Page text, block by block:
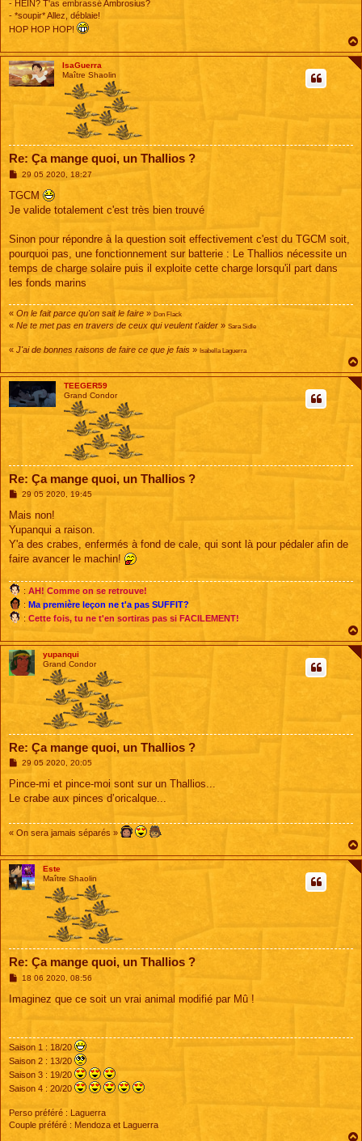
- HEIN? T'as embrassé Ambrosius?
- *soupir* Allez, déblaie!
HOP HOP HOP!
IsaGuerra
Maître Shaolin
Re: Ça mange quoi, un Thallios ?
M
s
a
29 05 2020, 18:27
TGCM
Je valide totalement c'est très bien trouvé
Sinon pour répondre à la question soit effectivement c'est du TGCM soit,
pourquoi pas, une fonctionnement sur batterie : Le Thallios nécessite un
temps de charge solaire puis il exploite cette charge lorsqu'il part dans
les fonds marins
« On le fait parce qu'on sait le faire » Don Flack
« Ne te met pas en travers de ceux qui veulent t'aider » Sara Sidle
« J'ai de bonnes raisons de faire ce que je fais » Isabella Laguerra
TEEGER59
Grand Condor
Re: Ça mange quoi, un Thallios ?
M
s
a
g
29 05 2020, 19:45
Mais non!
Yupanqui a raison.
Y'a des crabes, enfermés à fond de cale, qui sont là pour pédaler afin de
faire avancer le machin!
: AH! Comme on se retrouve!
: Ma première leçon ne t'a pas SUFFIT?
: Cette fois, tu ne t'en sortiras pas si FACILEMENT!
yupanqui
Grand Condor
Re: Ça mange quoi, un Thallios ?
M
s
a
29 05 2020, 20:05
Pince-mi et pince-moi sont sur un Thallios...
Le crabe aux pinces d’oricalque...
« On sera jamais séparés »
Este
Maître Shaolin
Re: Ça mange quoi, un Thallios ?
M
s
18 06 2020, 08:56
Imaginez que ce soit un vrai animal modifié par Mû !
Saison 1 : 18/20
Saison 2 : 13/20
Saison 3 : 19/20
Saison 4 : 20/20
Perso préféré : Laguerra
Couple préféré : Mendoza et Laguerra